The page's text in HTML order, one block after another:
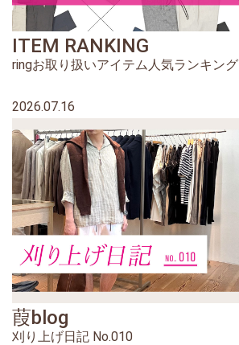
ITEM RANKING
ringお取り扱いアイテム人気ランキング
2026.07.16
葭blog
刈り上げ日記 No.010